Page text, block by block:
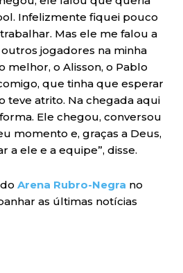
Infelizmente fiquei pouco
Mas ele me falou a
jogadores na minha
melhor, o Alisson, o Pablo
que tinha que esperar
teve atrito. Na chegada aqui
Ele chegou, conversou
momento e, graças a Deus,
a ele e a equipe”, disse.
Arena Rubro-Negra no
as últimas notícias